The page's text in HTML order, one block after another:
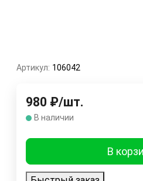
Артикул: 106042
980 ₽/шт.
В наличии
В